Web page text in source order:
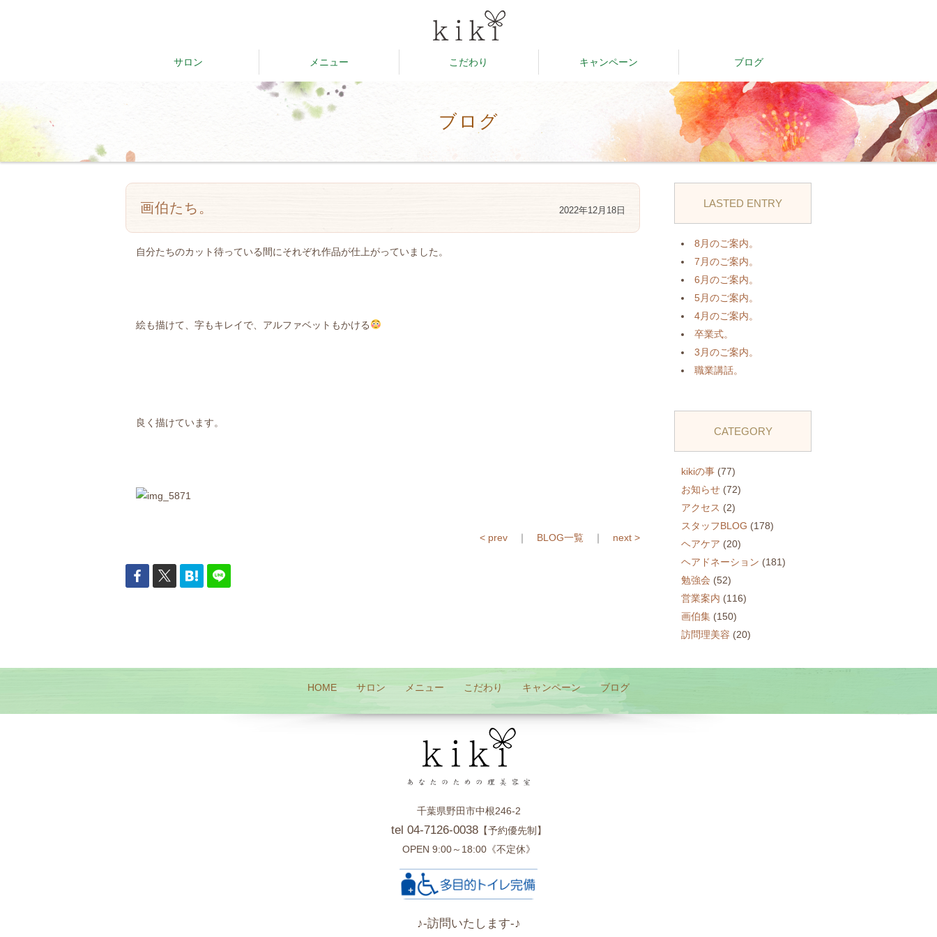
サロン メニュー こだわり キャンペーン ブログ
ブログ
画伯たち。 2022年12月18日
自分たちのカット待っている間にそれぞれ作品が仕上がっていました。
絵も描けて、字もキレイで、アルファベットもかける
良く描けています。
< prev ｜ BLOG一覧 ｜ next >
LASTED ENTRY
8月のご案内。
7月のご案内。
6月のご案内。
5月のご案内。
4月のご案内。
卒業式。
3月のご案内。
職業講話。
CATEGORY
kikiの事 (77)
お知らせ (72)
アクセス (2)
スタッフBLOG (178)
ヘアケア (20)
ヘアドネーション (181)
勉強会 (52)
営業案内 (116)
画伯集 (150)
訪問理美容 (20)
HOME サロン メニュー こだわり キャンペーン ブログ
千葉県野田市中根246-2
tel 04-7126-0038【予約優先制】
OPEN 9:00～18:00《不定休》
♪-訪問いたします-♪